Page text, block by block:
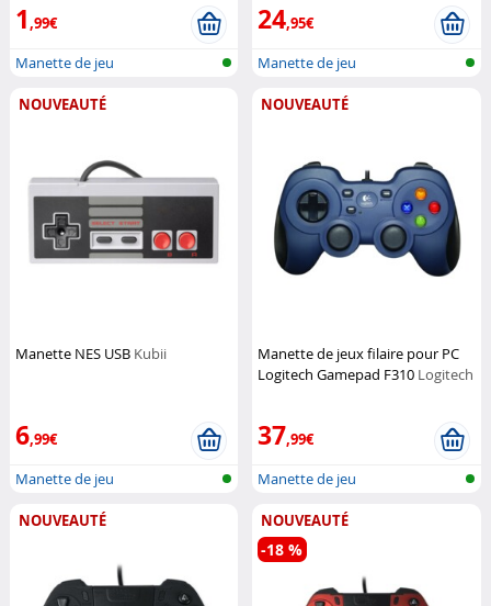
1,99€
Manette de jeu
24,95€
Manette de jeu
NOUVEAUTÉ
Manette NES USB Kubii
6,99€
Manette de jeu
NOUVEAUTÉ
Manette de jeux filaire pour PC
Logitech Gamepad F310 Logitech
37,99€
Manette de jeu
NOUVEAUTÉ NOUVEAUTÉ
-18 %